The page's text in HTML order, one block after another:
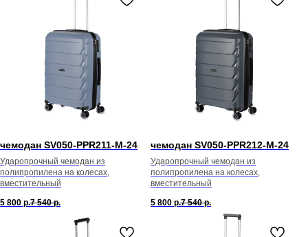
чемодан SV050-PPR211-М-24
Ударопрочный чемодан из
полипропилена на колесах,
вместительный
5 800 р.7 540 р.
чемодан SV050-PPR212-М-24
Ударопрочный чемодан из
полипропилена на колесах,
вместительный
5 800 р.7 540 р.